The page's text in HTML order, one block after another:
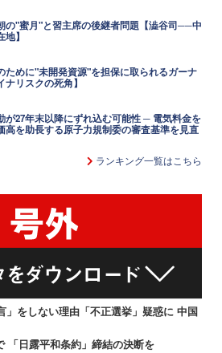
の"蜜月"と習主席の後継者問題【澁谷司──中
】
ために"未開発資源"を担保に取られるガーナ
リスクの死角】
が27年末以降にずれ込む可能性 ─ 電気料金を
高を助長する原子力規制委の審査基準を見直
ランキング一覧はこちら
」をしない理由「不正選挙」疑惑に 中国
「日露平和条約」締結の決断を